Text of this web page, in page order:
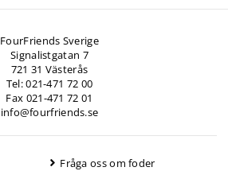
FourFriends Sverige
Signalistgatan 7
721 31 Västerås
Tel: 021-471 72 00
Fax 021-471 72 01
info@fourfriends.se
Fråga oss om foder